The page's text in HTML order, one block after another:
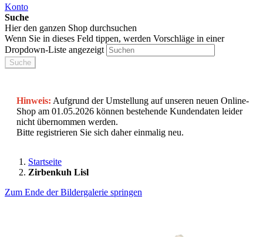
Konto
Suche
Hier den ganzen Shop durchsuchen
Wenn Sie in dieses Feld tippen, werden Vorschläge in einer
Dropdown-Liste angezeigt
Suche
Hinweis: Aufgrund der Umstellung auf unseren neuen Online-
Shop am 01.05.2026 können bestehende Kundendaten leider
nicht übernommen werden.
Bitte registrieren Sie sich daher einmalig neu.
Startseite
Zirbenkuh Lisl
Zum Ende der Bildergalerie springen